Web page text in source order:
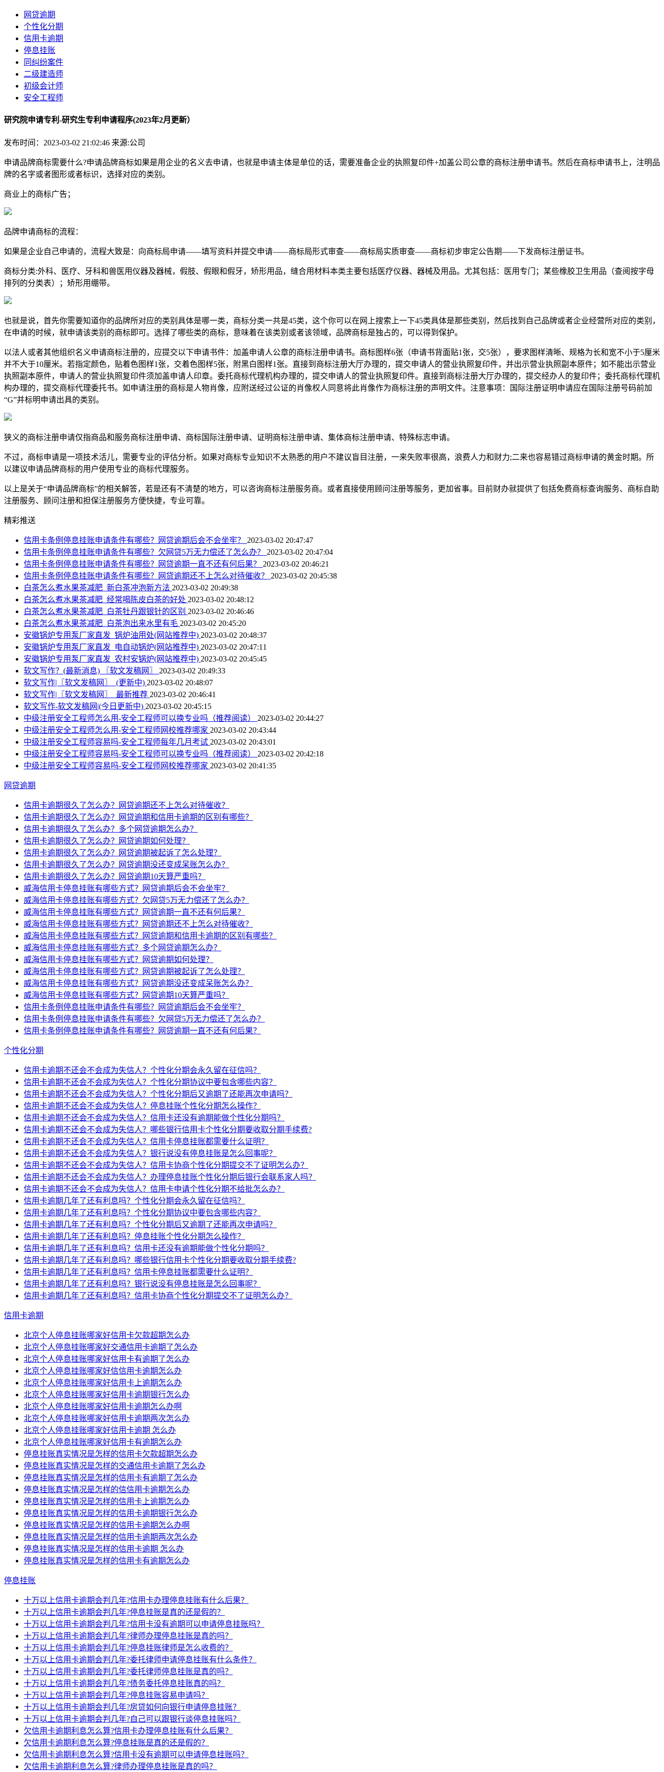
网贷逾期
个性化分期
信用卡逾期
停息挂账
同纠纷案件
二级建造师
初级会计师
安全工程师
研究院申请专利-研究生专利申请程序(2023年2月更新）
发布时间：2023-03-02 21:02:46 来源:公司
申请品牌商标需要什么?申请品牌商标如果是用企业的名义去申请，也就是申请主体是单位的话，需要准备企业的执照复印件+加盖公司公章的商标注册申请书。然后在商标申请书上，注明品
牌的名字或者图形或者标识，选择对应的类别。
商业上的商标广告；
品牌申请商标的流程：
如果是企业自己申请的，流程大致是：向商标局申请——填写资料并提交申请——商标局形式审查——商标局实质审查——商标初步审定公告期——下发商标注册证书。
商标分类:外科、医疗、牙科和兽医用仪器及器械，假肢、假眼和假牙，矫形用品，缝合用材料本类主要包括医疗仪器、器械及用品。尤其包括：医用专门；某些橡胶卫生用品（查阅按字母
排列的分类表）；矫形用绷带。
也就是说，首先你需要知道你的品牌所对应的类别具体是哪一类，商标分类一共是45类，这个你可以在网上搜索上一下45类具体是那些类别，然后找到自己品牌或者企业经营所对应的类别，
在申请的时候，就申请该类别的商标即可。选择了哪些类的商标，意味着在该类别或者该领域，品牌商标是独占的，可以得到保护。
以法人或者其他组织名义申请商标注册的，应提交以下申请书件：加盖申请人公章的商标注册申请书。商标图样6张（申请书背面贴1张，交5张），要求图样清晰、规格为长和宽不小于5厘米
并不大于10厘米。若指定颜色，贴着色图样1张，交着色图样5张，附黑白图样1张。直接到商标注册大厅办理的，提交申请人的营业执照复印件，并出示营业执照副本原件；如不能出示营业
执照副本原件，申请人的营业执照复印件须加盖申请人印章。委托商标代理机构办理的，提交申请人的营业执照复印件。直接到商标注册大厅办理的，提交经办人的复印件；委托商标代理机
构办理的，提交商标代理委托书。如申请注册的商标是人物肖像，应附送经过公证的肖像权人同意将此肖像作为商标注册的声明文件。注意事项：国际注册证明申请应在国际注册号码前加
“G”并标明申请出具的类别。
狭义的商标注册申请仅指商品和服务商标注册申请、商标国际注册申请、证明商标注册申请、集体商标注册申请、特殊标志申请。
不过，商标申请是一项技术活儿，需要专业的评估分析。如果对商标专业知识不太熟悉的用户不建议盲目注册，一来失败率很高，浪费人力和财力;二来也容易错过商标申请的黄金时期。所
以建议申请品牌商标的用户使用专业的商标代理服务。
以上是关于“申请品牌商标”的相关解答，若是还有不清楚的地方，可以咨询商标注册服务商。或者直接使用顾问注册等服务，更加省事。目前财办就提供了包括免费商标查询服务、商标自助
注册服务、顾问注册和担保注册服务方便快捷，专业可靠。
精彩推送
信用卡条例停息挂账申请条件有哪些？网贷逾期后会不会坐牢？ 2023-03-02 20:47:47
信用卡条例停息挂账申请条件有哪些？欠网贷5万无力偿还了怎么办？ 2023-03-02 20:47:04
信用卡条例停息挂账申请条件有哪些？网贷逾期一直不还有何后果？ 2023-03-02 20:46:21
信用卡条例停息挂账申请条件有哪些？网贷逾期还不上怎么对待催收？ 2023-03-02 20:45:38
白茶怎么煮水果茶减肥_新白茶冲泡新方法 2023-03-02 20:49:38
白茶怎么煮水果茶减肥_经常喝陈皮白茶的好处 2023-03-02 20:48:12
白茶怎么煮水果茶减肥_白茶牡丹跟银针的区别 2023-03-02 20:46:46
白茶怎么煮水果茶减肥_白茶泡出来水里有毛 2023-03-02 20:45:20
安徽锅炉专用泵厂家直发_锅炉油用处(网站推荐中) 2023-03-02 20:48:37
安徽锅炉专用泵厂家直发_电自动锅炉(网站推荐中) 2023-03-02 20:47:11
安徽锅炉专用泵厂家直发_农村安锅炉(网站推荐中) 2023-03-02 20:45:45
软文写作？(最新消息) 〖软文发稿网〗 2023-03-02 20:49:33
软文写作|〖软文发稿网〗_(更新中) 2023-03-02 20:48:07
软文写作|〖软文发稿网〗_最新推荐 2023-03-02 20:46:41
软文写作-软文发稿网|(今日更新中) 2023-03-02 20:45:15
中级注册安全工程师怎么用-安全工程师可以换专业吗（推荐阅读） 2023-03-02 20:44:27
中级注册安全工程师怎么用-安全工程师网校推荐哪家 2023-03-02 20:43:44
中级注册安全工程师容易吗-安全工程师每年几月考试 2023-03-02 20:43:01
中级注册安全工程师容易吗-安全工程师可以换专业吗（推荐阅读） 2023-03-02 20:42:18
中级注册安全工程师容易吗-安全工程师网校推荐哪家 2023-03-02 20:41:35
网贷逾期
信用卡逾期很久了怎么办？网贷逾期还不上怎么对待催收？
信用卡逾期很久了怎么办？网贷逾期和信用卡逾期的区别有哪些？
信用卡逾期很久了怎么办？多个网贷逾期怎么办？
信用卡逾期很久了怎么办？网贷逾期如何处理？
信用卡逾期很久了怎么办？网贷逾期被起诉了怎么处理？
信用卡逾期很久了怎么办？网贷逾期没还变成呆账怎么办？
信用卡逾期很久了怎么办？网贷逾期10天算严重吗？
威海信用卡停息挂账有哪些方式？网贷逾期后会不会坐牢？
威海信用卡停息挂账有哪些方式？欠网贷5万无力偿还了怎么办？
威海信用卡停息挂账有哪些方式？网贷逾期一直不还有何后果？
威海信用卡停息挂账有哪些方式？网贷逾期还不上怎么对待催收？
威海信用卡停息挂账有哪些方式？网贷逾期和信用卡逾期的区别有哪些？
威海信用卡停息挂账有哪些方式？多个网贷逾期怎么办？
威海信用卡停息挂账有哪些方式？网贷逾期如何处理？
威海信用卡停息挂账有哪些方式？网贷逾期被起诉了怎么处理？
威海信用卡停息挂账有哪些方式？网贷逾期没还变成呆账怎么办？
威海信用卡停息挂账有哪些方式？网贷逾期10天算严重吗？
信用卡条例停息挂账申请条件有哪些？网贷逾期后会不会坐牢？
信用卡条例停息挂账申请条件有哪些？欠网贷5万无力偿还了怎么办？
信用卡条例停息挂账申请条件有哪些？网贷逾期一直不还有何后果？
个性化分期
信用卡逾期不还会不会成为失信人？个性化分期会永久留在征信吗？
信用卡逾期不还会不会成为失信人？个性化分期协议中要包含哪些内容？
信用卡逾期不还会不会成为失信人？个性化分期后又逾期了还能再次申请吗？
信用卡逾期不还会不会成为失信人？停息挂账个性化分期怎么操作？
信用卡逾期不还会不会成为失信人？信用卡还没有逾期能做个性化分期吗？
信用卡逾期不还会不会成为失信人？哪些银行信用卡个性化分期要收取分期手续费?
信用卡逾期不还会不会成为失信人？信用卡停息挂账都需要什么证明？
信用卡逾期不还会不会成为失信人？银行说没有停息挂账是怎么回事呢？
信用卡逾期不还会不会成为失信人？信用卡协商个性化分期提交不了证明怎么办？
信用卡逾期不还会不会成为失信人？办理停息挂账个性化分期后银行会联系家人吗？
信用卡逾期不还会不会成为失信人？信用卡申请个性化分期不给批怎么办？
信用卡逾期几年了还有利息吗？个性化分期会永久留在征信吗？
信用卡逾期几年了还有利息吗？个性化分期协议中要包含哪些内容？
信用卡逾期几年了还有利息吗？个性化分期后又逾期了还能再次申请吗？
信用卡逾期几年了还有利息吗？停息挂账个性化分期怎么操作？
信用卡逾期几年了还有利息吗？信用卡还没有逾期能做个性化分期吗？
信用卡逾期几年了还有利息吗？哪些银行信用卡个性化分期要收取分期手续费?
信用卡逾期几年了还有利息吗？信用卡停息挂账都需要什么证明？
信用卡逾期几年了还有利息吗？银行说没有停息挂账是怎么回事呢？
信用卡逾期几年了还有利息吗？信用卡协商个性化分期提交不了证明怎么办？
信用卡逾期
北京个人停息挂账哪家好信用卡欠款超期怎么办
北京个人停息挂账哪家好交通信用卡逾期了怎么办
北京个人停息挂账哪家好信用卡有逾期了怎么办
北京个人停息挂账哪家好信信用卡逾期怎么办
北京个人停息挂账哪家好信用卡上逾期怎么办
北京个人停息挂账哪家好信用卡逾期银行怎么办
北京个人停息挂账哪家好信用卡逾期怎么办啊
北京个人停息挂账哪家好信用卡逾期两次怎么办
北京个人停息挂账哪家好信用卡逾期 怎么办
北京个人停息挂账哪家好信用卡有逾期怎么办
停息挂账真实情况是怎样的信用卡欠款超期怎么办
停息挂账真实情况是怎样的交通信用卡逾期了怎么办
停息挂账真实情况是怎样的信用卡有逾期了怎么办
停息挂账真实情况是怎样的信信用卡逾期怎么办
停息挂账真实情况是怎样的信用卡上逾期怎么办
停息挂账真实情况是怎样的信用卡逾期银行怎么办
停息挂账真实情况是怎样的信用卡逾期怎么办啊
停息挂账真实情况是怎样的信用卡逾期两次怎么办
停息挂账真实情况是怎样的信用卡逾期 怎么办
停息挂账真实情况是怎样的信用卡有逾期怎么办
停息挂账
十万以上信用卡逾期会判几年?信用卡办理停息挂账有什么后果？
十万以上信用卡逾期会判几年?停息挂账是真的还是假的？
十万以上信用卡逾期会判几年?信用卡没有逾期可以申请停息挂账吗？
十万以上信用卡逾期会判几年?律师办理停息挂账是真的吗？
十万以上信用卡逾期会判几年?停息挂账律师是怎么收费的？
十万以上信用卡逾期会判几年?委托律师申请停息挂账有什么条件？
十万以上信用卡逾期会判几年?委托律师停息挂账是真的吗？
十万以上信用卡逾期会判几年?债务委托停息挂账真的吗？
十万以上信用卡逾期会判几年?停息挂账容易申请吗？
十万以上信用卡逾期会判几年?房贷如何向银行申请停息挂账？
十万以上信用卡逾期会判几年?自己可以跟银行谈停息挂账吗？
欠信用卡逾期利息怎么算?信用卡办理停息挂账有什么后果？
欠信用卡逾期利息怎么算?停息挂账是真的还是假的？
欠信用卡逾期利息怎么算?信用卡没有逾期可以申请停息挂账吗？
欠信用卡逾期利息怎么算?律师办理停息挂账是真的吗？